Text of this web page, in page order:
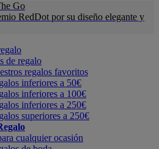
Go
RedDot por su diseño elegante y
de regalo
regalos favoritos
inferiores a 50€
inferiores a 100€
inferiores a 250€
superiores a 250€
cualquier ocasión